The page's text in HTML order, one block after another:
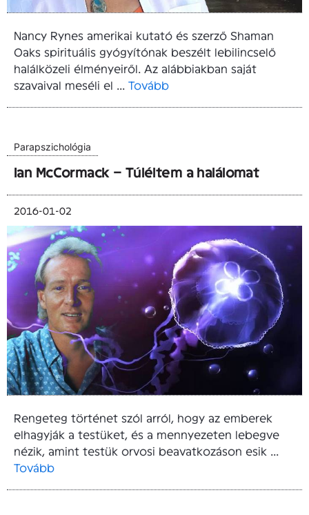
Nancy Rynes amerikai kutató és szerző Shaman
Oaks spirituális gyógyítónak beszélt lebilincselő
halálközeli élményeiről. Az alábbiakban saját
szavaival meséli el ... Tovább
Parapszichológia
Ian McCormack – Túléltem a halálomat
2016-01-02
Rengeteg történet szól arról, hogy az emberek
elhagyják a testüket, és a mennyezeten lebegve
nézik, amint testük orvosi beavatkozáson esik ...
Tovább